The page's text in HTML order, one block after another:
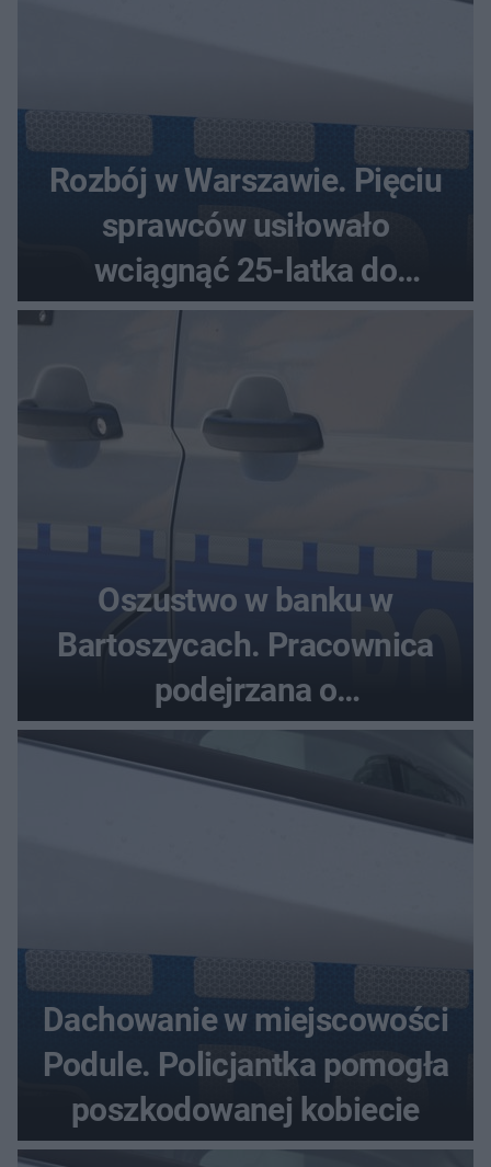
Rozbój w Warszawie. Pięciu
sprawców usiłowało
wciągnąć 25-latka do
samochodu
Oszustwo w banku w
Bartoszycach. Pracownica
podejrzana o
przywłaszczenie 470 000 zł
Dachowanie w miejscowości
Podule. Policjantka pomogła
poszkodowanej kobiecie